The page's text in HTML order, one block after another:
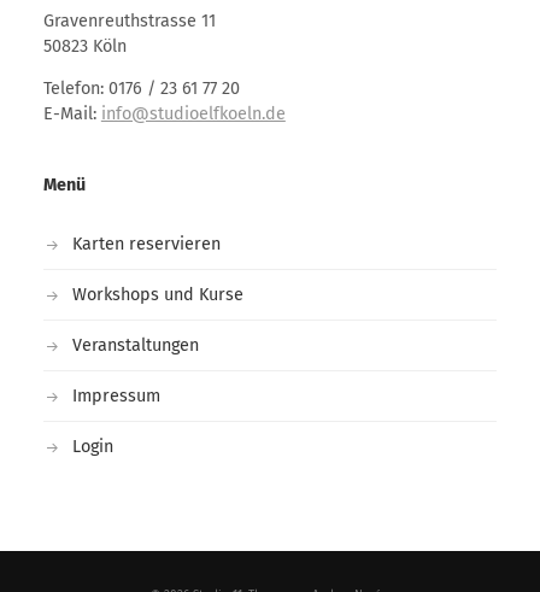
Gravenreuthstrasse 11
50823 Köln
Telefon: 0176 / 23 61 77 20
E-Mail: info@studioelfkoeln.de
Menü
Karten reservieren
Workshops und Kurse
Veranstaltungen
Impressum
Login